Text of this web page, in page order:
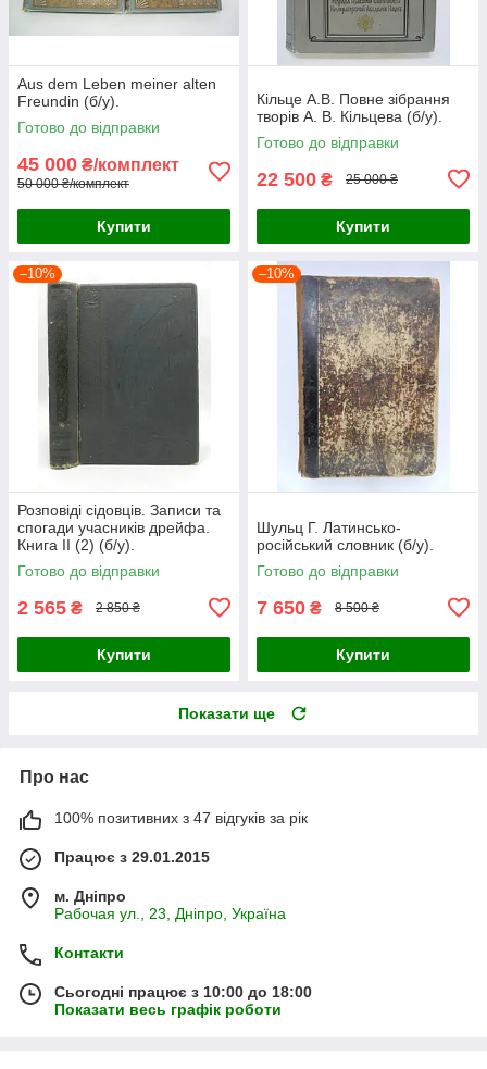
Aus dem Leben meiner alten
Freundin (б/у).
Готово до відправки
45 000 ₴/комплект
50 000 ₴/комплект
Купити
Кільце А.В. Повне зібрання
творів А. В. Кільцева (б/у).
Готово до відправки
22 500 ₴ 25 000 ₴
Купити
–10%
Розповіді сідовців. Записи та
спогади учасників дрейфа.
Книга II (2) (б/у).
Готово до відправки
2 565 ₴ 2 850 ₴
Купити
–10%
Шульц Г. Латинсько-
російський словник (б/у).
Готово до відправки
7 650 ₴ 8 500 ₴
Купити
Показати ще
Про нас
100% позитивних з 47 відгуків за рік
Працює з 29.01.2015
м. Дніпро
Рабочая ул., 23, Дніпро, Україна
Контакти
Сьогодні працює з 10:00 до 18:00
Показати весь графік роботи